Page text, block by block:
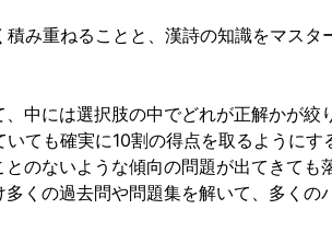
み重ねることと、漢詩の知識をマスタ
中には選択肢の中でどれが正解かが絞
ても確実に10割の得点を取るようにす
のないような傾向の問題が出てきても
くの過去問や問題集を解いて、多くの